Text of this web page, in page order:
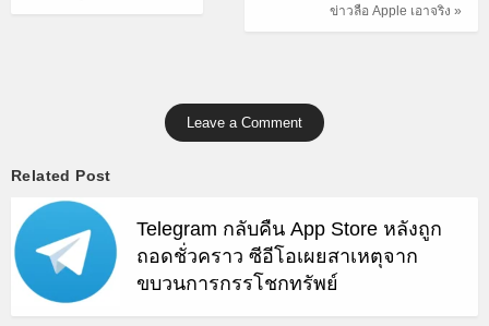
ข่าวลือ Apple เอาจริง »
Leave a Comment
Related Post
Telegram กลับคืน App Store หลังถูก
ถอดชั่วคราว ซีอีโอเผยสาเหตุจาก
ขบวนการกรรโชกทรัพย์